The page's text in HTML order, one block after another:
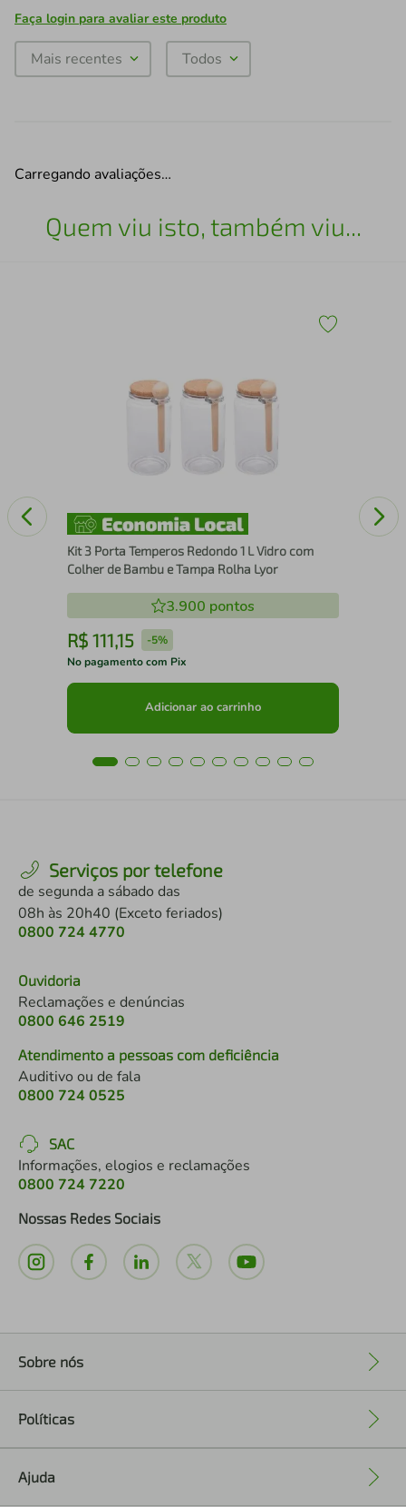
Faça login para avaliar este produto
Mais recentes Todos
Carregando avaliações…
Quem viu isto, também viu...
Kit 3 Porta Temperos Redondo 1 L Vidro com
Colher de Bambu e Tampa Rolha Lyor
3.900 pontos
R$ 111,15 -5%
No pagamento com Pix
Adicionar ao carrinho
Serviços por telefone
de segunda a sábado das
08h às 20h40 (Exceto feriados)
0800 724 4770
Ouvidoria
Reclamações e denúncias
0800 646 2519
Atendimento a pessoas com deficiência
Auditivo ou de fala
0800 724 0525
SAC
Informações, elogios e reclamações
0800 724 7220
Nossas Redes Sociais
Sobre nós
Políticas
Ajuda